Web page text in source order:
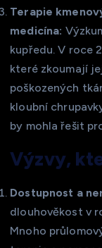
Terapie
medicína:
kupředu. V roce
které zkoumají
poškozených
kloubní
by mohla řešit
Výzvy,
Dostupnost a
dlouhověkost v
Mnoho